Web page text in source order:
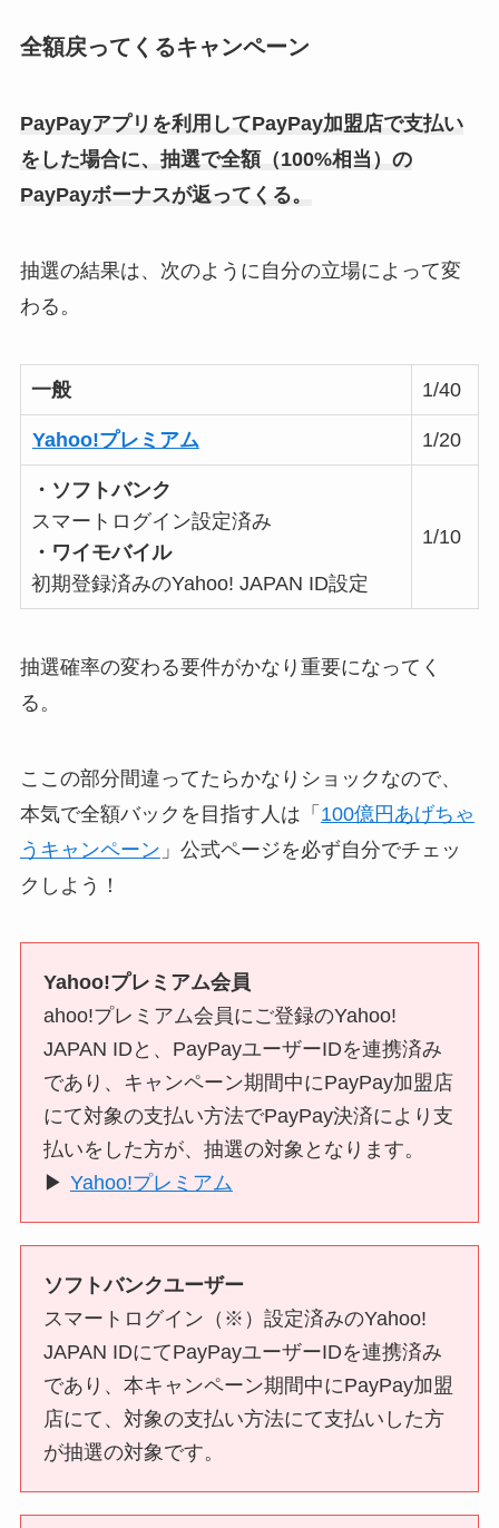
全額戻ってくるキャンペーン
PayPayアプリを利用してPayPay加盟店で支払い
をした場合に、抽選で全額（100%相当）の
PayPayボーナスが返ってくる。
抽選の結果は、次のように自分の立場によって変
わる。
一般 1/40
Yahoo!プレミアム 1/20
・ソフトバンク
スマートログイン設定済み
・ワイモバイル
初期登録済みのYahoo! JAPAN ID設定
1/10
抽選確率の変わる要件がかなり重要になってく
る。
ここの部分間違ってたらかなりショックなので、
本気で全額バックを目指す人は「 100億円あげちゃ
うキャンペーン 」公式ページを必ず自分でチェッ
クしよう！
Yahoo!プレミアム会員
ahoo!プレミアム会員にご登録のYahoo!
JAPAN IDと、PayPayユーザーIDを連携済み
であり、キャンペーン期間中にPayPay加盟店
にて対象の支払い方法でPayPay決済により支
払いをした方が、抽選の対象となります。
▶︎ Yahoo!プレミアム
ソフトバンクユーザー
スマートログイン（※）設定済みのYahoo!
JAPAN IDにてPayPayユーザーIDを連携済み
であり、本キャンペーン期間中にPayPay加盟
店にて、対象の支払い方法にて支払いした方
が抽選の対象です。